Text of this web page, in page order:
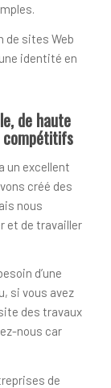
de sites Web
identité en
de haute
compétitifs
un excellent
créé des
nous
et de travailler
d’une
si vous avez
des travaux
nous car
de